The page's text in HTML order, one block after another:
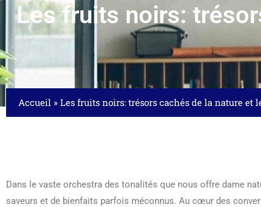
Les fruits noirs:
Accueil » Les fruits noirs: trésors cachés de la nature et
Dans le vaste orchestra des tonalités que nous offre dame
saveurs et de bienfaits parfois méconnus. Au cœur des